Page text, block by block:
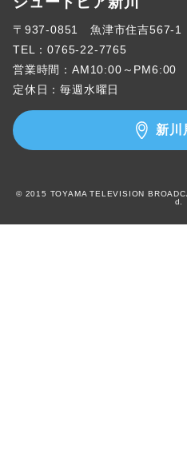
〒937-0851 魚津市住吉567-1
TEL：0765-22-7765
営業時間：AM10:00～PM6:00
定休日：毎週水曜日
新川
© 2015 TOYAMA TELEVISION
d.